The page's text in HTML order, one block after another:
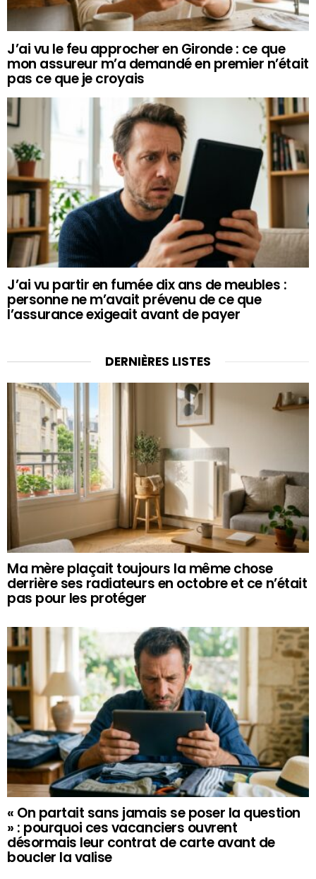
J’ai vu le feu approcher en Gironde : ce que
mon assureur m’a demandé en premier n’était
pas ce que je croyais
J’ai vu partir en fumée dix ans de meubles :
personne ne m’avait prévenu de ce que
l’assurance exigeait avant de payer
DERNIÈRES LISTES
Ma mère plaçait toujours la même chose
derrière ses radiateurs en octobre et ce n’était
pas pour les protéger
« On partait sans jamais se poser la question
» : pourquoi ces vacanciers ouvrent
désormais leur contrat de carte avant de
boucler la valise